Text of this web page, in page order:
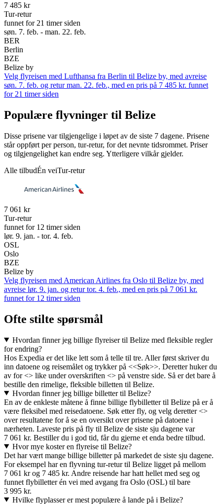
7 485 kr
Tur-retur
funnet for 21 timer siden
søn. 7. feb. - man. 22. feb.
BER
Berlin
BZE
Belize by
Velg flyreisen med Lufthansa fra Berlin til Belize by, med avreise
søn. 7. feb. og retur man. 22. feb., med en pris på 7 485 kr. funnet
for 21 timer siden
Populære flyvninger til Belize
Disse prisene var tilgjengelige i løpet av de siste 7 dagene. Prisene
står oppført per person, tur-retur, for det nevnte tidsrommet. Priser
og tilgjengelighet kan endre seg. Ytterligere vilkår gjelder.
Alle tilbudÉn veiTur-retur
7 061 kr
Tur-retur
funnet for 12 timer siden
lør. 9. jan. - tor. 4. feb.
OSL
Oslo
BZE
Belize by
Velg flyreisen med American Airlines fra Oslo til Belize by, med
avreise lør. 9. jan. og retur tor. 4. feb., med en pris på 7 061 kr.
funnet for 12 timer siden
Ofte stilte spørsmål
Hvordan finner jeg billige flyreiser til Belize med fleksible regler
for endring?
Hos Expedia er det like lett som å telle til tre. Aller først skriver du
inn datoene og reisemålet og trykker på <<Søk>>. Deretter huker du
av for <> like under overskriften <> på venstre side. Så er det bare å
bestille den rimelige, fleksible billetten til Belize.
Hvordan finner jeg billige billetter til Belize?
En av de enkleste måtene å finne billige flybilletter til Belize på er å
være fleksibel med reisedatoene. Søk etter fly, og velg deretter <>
over resultatene for å se en oversikt over prisene på datoene i
nærheten. Laveste pris på fly til Belize de siste sju dagene var
7 061 kr. Bestiller du i god tid, får du gjerne et enda bedre tilbud.
Hvor mye koster en flyreise til Belize?
Det har vært mange billige billetter på markedet de siste sju dagene.
For eksempel har en flyvning tur-retur til Belize ligget på mellom
7 061 kr og 7 485 kr. Andre reisende har hatt hellet med seg og
funnet flybilletter én vei med avgang fra Oslo (OSL) til bare
3 995 kr.
Hvilke flyplasser er mest populære å lande på i Belize?